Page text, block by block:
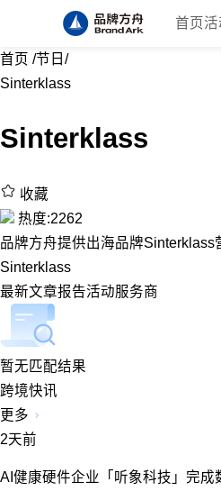
首页 活
首页 /节日 /
Sinterklass
Sinterklass
收藏
热度:2262
品牌方舟提供出海品牌
Sinterklass
最新文章报告活动服务商
暂无匹配结果
跨境快讯
更多
2天前
AI健康硬件企业「听象科技」完成